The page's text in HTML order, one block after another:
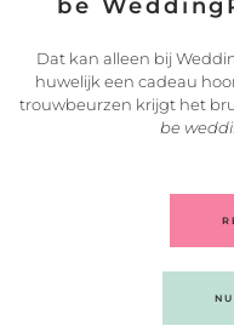
be
Dat kan alleen bij
huwelijk een cadeau
trouwbeurzen krijgt het
be